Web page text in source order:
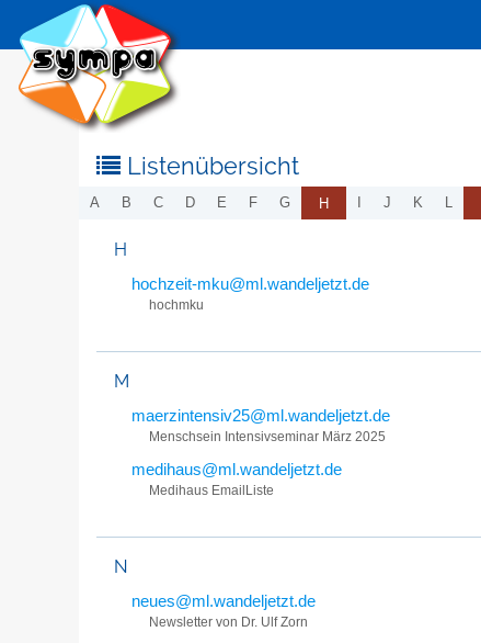
Listenübersicht
A B C D E F G H J K L
H
hochzeit-mku@ml.wandeljetzt.de
hochmku
M
maerzintensiv25@ml.wandeljetzt.de
Menschsein Intensivseminar März 2025
medihaus@ml.wandeljetzt.de
Medihaus EmailListe
N
neues@ml.wandeljetzt.de
Newsletter von Dr. Ulf Zorn